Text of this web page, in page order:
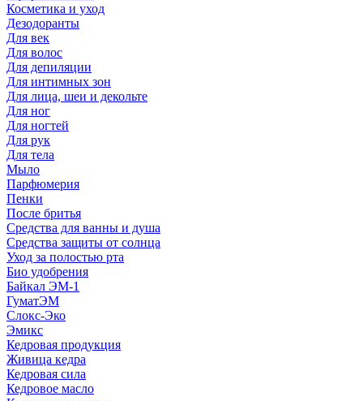
Косметика и уход
Дезодоранты
Для век
Для волос
Для депиляции
Для интимных зон
Для лица, шеи и декольте
Для ног
Для ногтей
Для рук
Для тела
Мыло
Парфюмерия
Пенки
После бритья
Средства для ванны и душа
Средства защиты от солнца
Уход за полостью рта
Био удобрения
Байкал ЭМ-1
ГуматЭМ
Слокс-Эко
Эмикс
Кедровая продукция
Живица кедра
Кедровая сила
Кедровое масло